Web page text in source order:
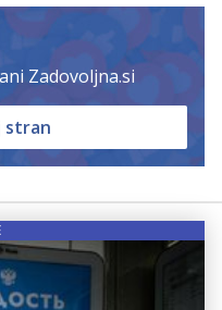
Zadovoljna.si
stran